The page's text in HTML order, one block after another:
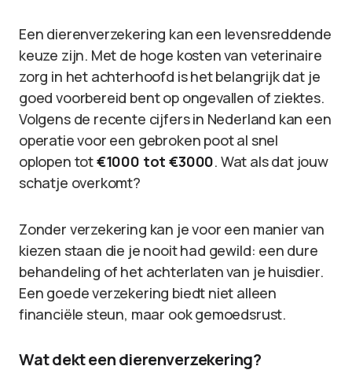
Een dierenverzekering kan een levensreddende
keuze zijn. Met de hoge kosten van veterinaire
zorg in het achterhoofd is het belangrijk dat je
goed voorbereid bent op ongevallen of ziektes.
Volgens de recente cijfers in Nederland kan een
operatie voor een gebroken poot al snel
oplopen tot€1000 tot €3000. Wat als dat jouw
schatje overkomt?
Zonder verzekering kan je voor een manier van
kiezen staan die je nooit had gewild: een dure
behandeling of het achterlaten van je huisdier.
Een goede verzekering biedt niet alleen
financiële steun, maar ook gemoedsrust.
Wat dekt een dierenverzekering?